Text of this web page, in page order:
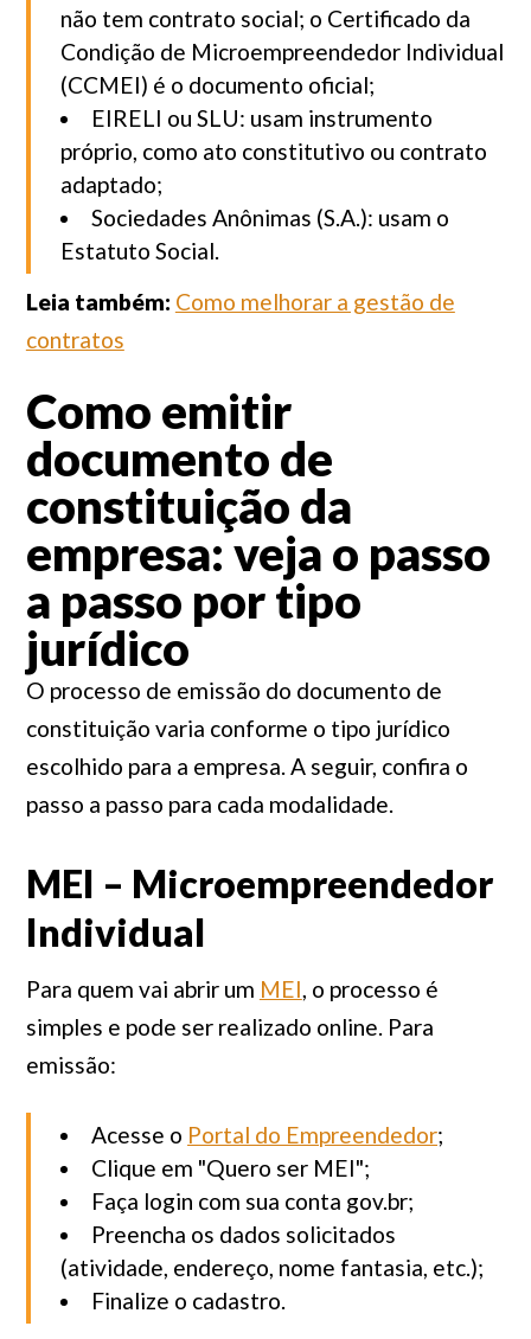
não tem contrato social; o Certificado da
Condição de Microempreendedor Individual
(CCMEI) é o documento oficial;
EIRELI ou SLU: usam instrumento
próprio, como ato constitutivo ou contrato
adaptado;
Sociedades Anônimas (S.A.): usam o
Estatuto Social.
Leia também: Como melhorar a gestão de
contratos
Como emitir
documento de
constituição da
empresa: veja o passo
a passo por tipo
jurídico
O processo de emissão do documento de
constituição varia conforme o tipo jurídico
escolhido para a empresa. A seguir, confira o
passo a passo para cada modalidade.
MEI – Microempreendedor
Individual
Para quem vai abrir um MEI, o processo é
simples e pode ser realizado online. Para
emissão:
Acesse o Portal do Empreendedor;
Clique em "Quero ser MEI";
Faça login com sua conta gov.br;
Preencha os dados solicitados
(atividade, endereço, nome fantasia, etc.);
Finalize o cadastro.